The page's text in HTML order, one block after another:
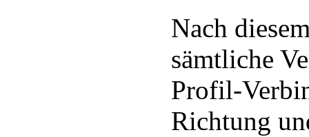
Nach
sämtliche
Profil-
Richtung